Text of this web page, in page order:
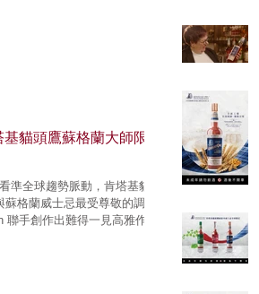
貓頭鷹蘇格蘭大師限定
準全球趨勢脈動，肯塔基貓頭
格蘭威士忌最受尊敬的調酒
手創作出難得一見高雅作品 -